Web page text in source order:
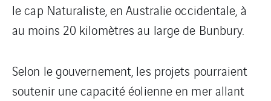
le cap Naturaliste, en Australie occidentale, à
au moins 20 kilomètres au large de Bunbury.
Selon le gouvernement, les projets pourraient
soutenir une capacité éolienne en mer allant